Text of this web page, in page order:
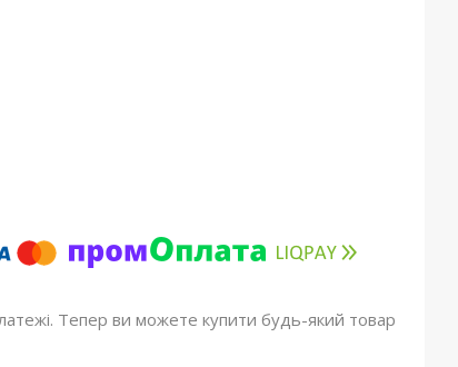
Тепер ви можете купити будь-який товар